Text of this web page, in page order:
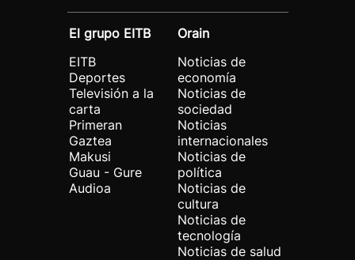
El grupo EITB
EITB
Deportes
Televisión a la
carta
Primeran
Gaztea
Makusi
Guau - Gure
Audioa
Orain
Noticias de
economía
Noticias de
sociedad
Noticias
internacionales
Noticias de
política
Noticias de
cultura
Noticias de
tecnología
Noticias de salud